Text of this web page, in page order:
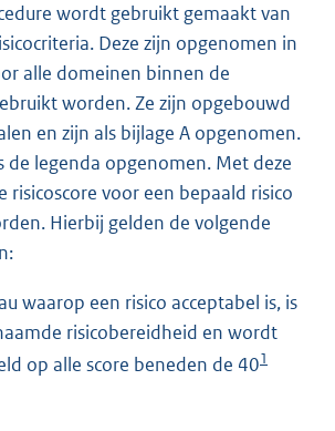
wordt gebruikt gemaakt van
Deze zijn opgenomen in
alle domeinen binnen de
worden. Ze zijn opgebouwd
en zijn als bijlage A opgenomen.
de legenda opgenomen. Met deze
risicoscore voor een bepaald risico
Hierbij gelden de volgende
waarop een risico acceptabel is, is
risicobereidheid en wordt
op alle score beneden de 401